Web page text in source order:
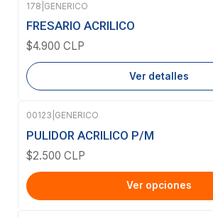
Agotado
178 GENERICO
FRESARIO ACRILICO
$4.900 CLP
Ver detalles
00123 GENERICO
PULIDOR ACRILICO P/M
$2.500 CLP
Ver opciones